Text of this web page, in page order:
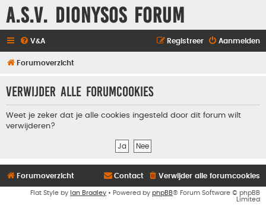
A.S.V. Dionysos Forum
V&A Aanmelden
Registreer
Forumoverzicht
Verwijder alle forumcookies
Weet je zeker dat je alle cookies ingesteld door dit forum wilt
verwijderen?
Forumoverzicht Verwijder alle forumcookies
Contact
Flat Style by Ian Bradley • Powered by phpBB® Forum Software © phpBB
Limited